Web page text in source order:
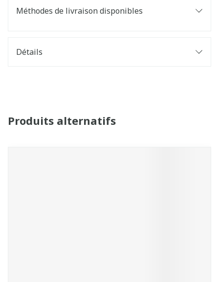
Méthodes de livraison disponibles
Détails
Produits alternatifs